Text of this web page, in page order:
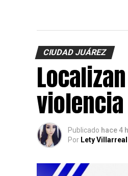
CIUDAD JUÁREZ
violencia
Publicado hace 4
Por Lety Villarreal